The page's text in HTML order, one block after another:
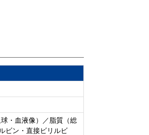
・血液像）／脂質（総
ビン・直接ビリルビ